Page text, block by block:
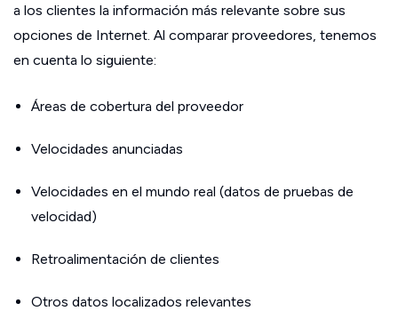
a los clientes la información más relevante sobre sus
opciones de Internet. Al comparar proveedores, tenemos
en cuenta lo siguiente:
Áreas de cobertura del proveedor
Velocidades anunciadas
Velocidades en el mundo real (datos de pruebas de
velocidad)
Retroalimentación de clientes
Otros datos localizados relevantes